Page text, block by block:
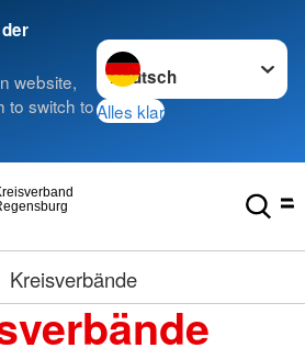
website,
to switch to
Sprache wechseln zu
Alles klar
Kreisverbände